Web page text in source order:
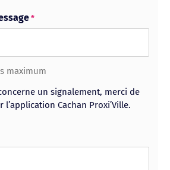
*
maximum
un signalement, merci de
Cachan Proxi’Ville.